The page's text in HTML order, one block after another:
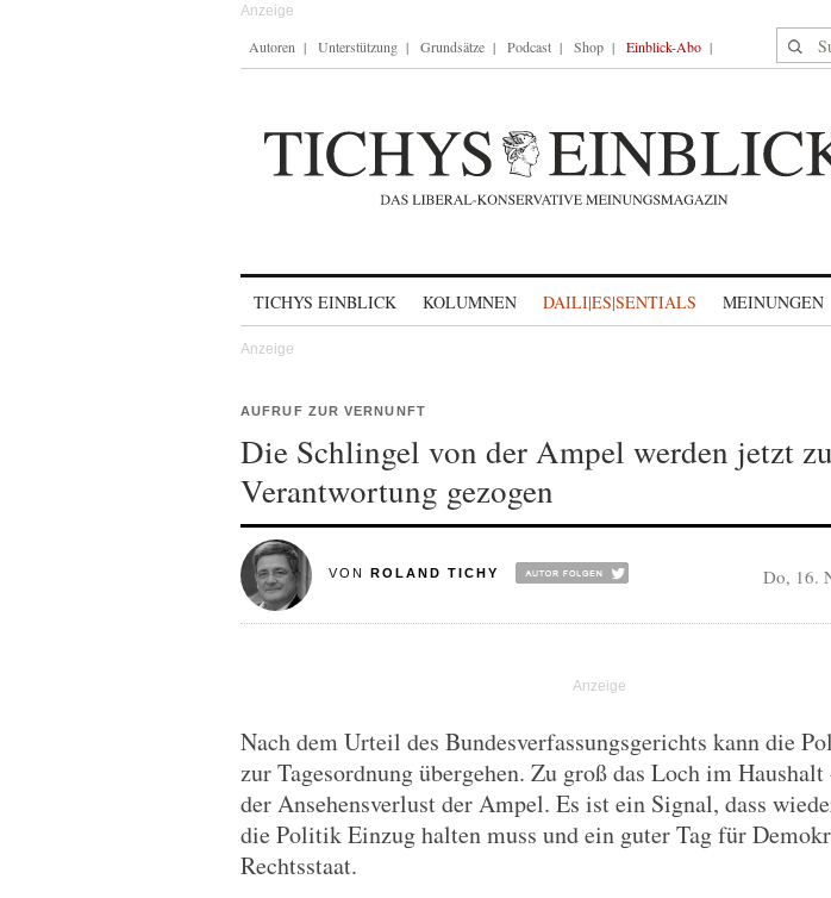
Autoren Unterstützung Grundsätze Podcast Shop Einblick-Abo Suche
TICHYS EINBLICK KOLUMNEN DAILI|ES|SENTIALS MEINUNGEN
AUFRUF ZUR VERNUNFT
Die Schlingel von der Ampel werden jetzt
Verantwortung gezogen
VON ROLAND TICHY Do, 16.
Nach dem Urteil des Bundesverfassungsgerichts kann die
zur Tagesordnung übergehen. Zu groß das Loch im
der Ansehensverlust der Ampel. Es ist ein Signal, dass
die Politik Einzug halten muss und ein guter Tag für
Rechtsstaat.